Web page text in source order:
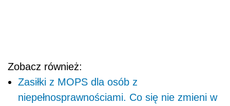
Zobacz również:
Zasiłki z MOPS dla osób z
niepełnosprawnościami. Co się nie zmieni w